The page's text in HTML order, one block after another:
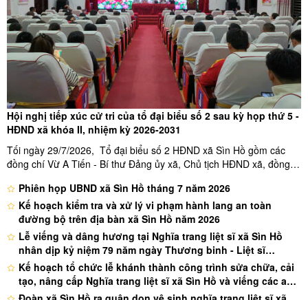
Hội nghị tiếp xúc cử tri của tổ đại biểu số 2 sau kỳ họp thứ 5 -
HĐND xã khóa II, nhiệm kỳ 2026-2031
Tối ngày 29/7/2026, Tổ đại biểu số 2 HĐND xã Sìn Hồ gồm các
đồng chí Vừ A Tiến - Bí thư Đảng ủy xã, Chủ tịch HĐND xã, đồng
tịch Ủy ban MTTQ xã, đồng chí Nguyễn Thị Huế - Trưởng ban ...
Phiên họp UBND xã Sìn Hồ tháng 7 năm 2026
Kế hoạch kiểm tra và xử lý vi phạm hành lang an toàn
đường bộ trên địa bàn xã Sìn Hồ năm 2026
Lễ viếng và dâng hương tại Nghĩa trang liệt sĩ xã Sìn Hồ
nhân dịp kỷ niệm 79 năm ngày Thương binh - Liệt sĩ
(27/07/1947 – 27/07/2026)
Kế hoạch tổ chức lễ khánh thành công trình sửa chữa, cải
tạo, nâng cấp Nghĩa trang liệt sĩ xã Sìn Hồ và viếng các anh
hùng liệt sĩ nhân kỷ niệm 79 năm ngày thương binh - liệt sĩ